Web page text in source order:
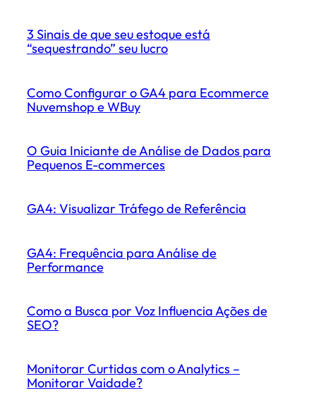
3 Sinais de que seu estoque está
“sequestrando” seu lucro
Como Configurar o GA4 para Ecommerce
Nuvemshop e WBuy
O Guia Iniciante de Análise de Dados para
Pequenos E-commerces
GA4: Visualizar Tráfego de Referência
GA4: Frequência para Análise de
Performance
Como a Busca por Voz Influencia Ações de
SEO?
Monitorar Curtidas com o Analytics –
Monitorar Vaidade?